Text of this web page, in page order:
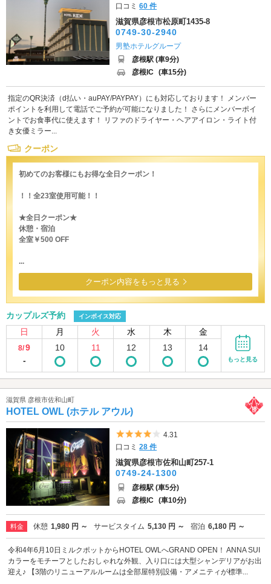
口コミ60 件
滋賀県彦根市松原町1435-8
0749-30-2940
男塾ホテルグループ
彦根駅 (車9分)
彦根IC (車15分)
指定のQR決済（d払い・auPAY/PAYPAY）にも対応しております！ メンバー
ポイントを利用して電話でご予約が可能になりました！ さらにメンバーポイ
ントでお食事代に使えます！ リファのドライヤー・ヘアアイロン・ライト付
き女優ミラー...
クーポン
初めてのお客様にもお得な全日クーポン！
！！全23室使用可能！！
★全日クーポン★
休憩・宿泊
全室￥500 OFF
...
クーポン内容をもっと見る
カップルズ予約 インボイス対応
日 月 火 水 木 金
8/9
-
10 11 12 13 14
もっと見る
滋賀県 彦根市佐和山町
HOTEL OWL (ホテル アウル)
5つ星のうち4
4.31
口コミ28 件
滋賀県彦根市佐和山町257-1
0749-24-1300
彦根駅 (車5分)
彦根IC (車10分)
料金 休憩 1,980 円 ～ サービスタイム 5,130 円 ～ 宿泊 6,180 円 ～
令和4年6月10日ミルクポットからHOTEL OWLへGRAND OPEN！ ANNA SUI
カラーをモチーフとしたおしゃれな外観、入り口には大型シャンデリアがお出
迎え♪ 【3階のリニューアルルームは全部屋特別設備・アメニティが標準...